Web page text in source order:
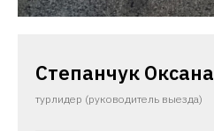
Степанчук Оксана
турлидер (руководитель выезда)